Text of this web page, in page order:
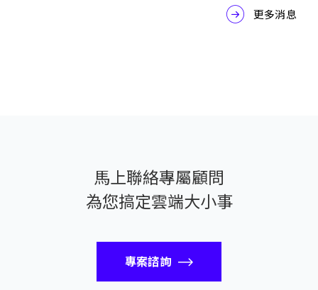
更多消息
馬上聯絡專屬顧問
為您搞定雲端大小事
專案諮詢